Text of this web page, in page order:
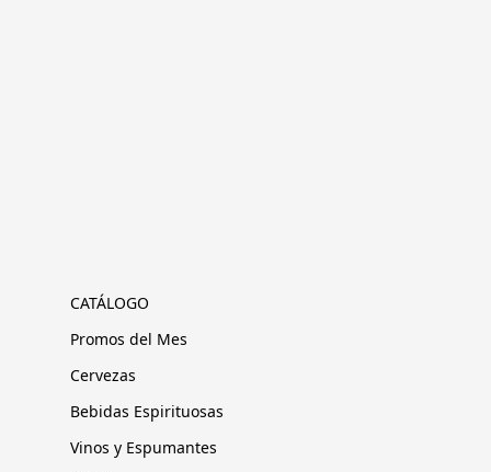
CATÁLOGO
Promos del Mes
Cervezas
Bebidas Espirituosas
Vinos y Espumantes